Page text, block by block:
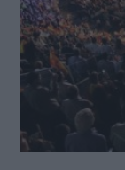
Legitimación:
Destinatarios: